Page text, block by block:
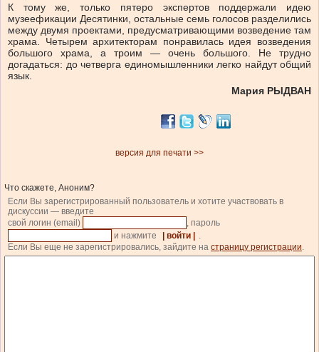
К тому же, только пятеро экспертов поддержали идею
музеефикации Десятинки, остальные семь голосов разделились
между двумя проектами, предусматривающими возведение там
храма. Четырем архитекторам понравилась идея возведения
большого храма, а троим — очень большого. Не трудно
догадаться: до четверга единомышленники легко найдут общий
язык.
Мария РЫДВАН
версия для печати >>
Что скажете, Аноним?
Если Вы зарегистрированный пользователь и хотите участвовать в
дискуссии — введите
свой логин (email)
, пароль
и нажмите
| войти |
.
Если Вы еще не зарегистрировались, зайдите на страницу регистрации.